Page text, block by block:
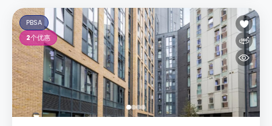
PBSA
2个优惠